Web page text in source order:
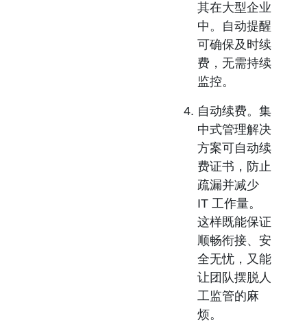
其在大型企业
中。自动提醒
可确保及时续
费，无需持续
监控。
自动续费。 集
中式管理解决
方案可自动续
费证书，防止
疏漏并减少
IT 工作量。
这样既能保证
顺畅衔接、安
全无忧，又能
让团队摆脱人
工监管的麻
烦。